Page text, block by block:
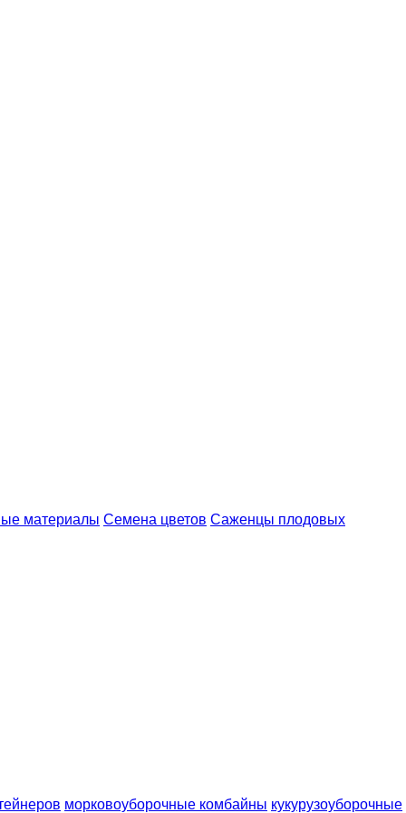
материалы Семена цветов Саженцы плодовых
морковоуборочные комбайны кукурузоуборочные